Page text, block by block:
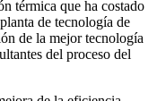
térmica que ha costado
de tecnología de
de la mejor tecnología
del proceso del